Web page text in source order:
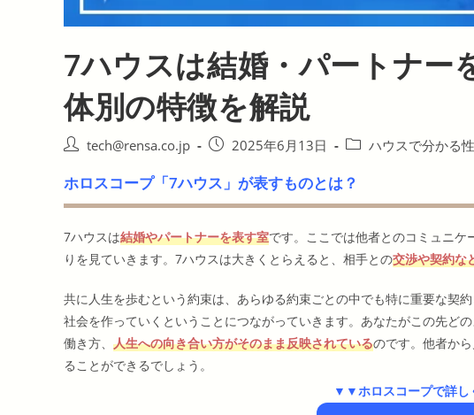
7ハウスは結婚・パートナー
体別の特徴を解説
投
者:
tech@rensa.co.jp
投
公
開
2025年6月13日
投
カ
テ
リ
ー:
ハウスで分かる
ホロスコープ「7ハウス」が表すものとは？
7ハウスは結婚やパートナーを表す室です。ここでは他者とのコミュニケ
りを見ていきます。7ハウスは大きくとらえると、相手との交渉や契約な
共に人生を歩むという約束は、あらゆる約束ごとの中でも特に重要な契
社会を作っていくということにつながっていきます。あなたがこの先ど
働き方、 人生への向き合い方がそのまま反映されているのです。他者か
ることができるでしょう。
▼▼ホロスコープで詳